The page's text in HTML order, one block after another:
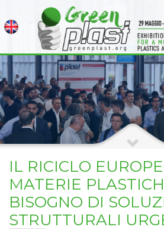
IL RICICLO
MATERIE
BISOGNO DI
STRUTTURALI